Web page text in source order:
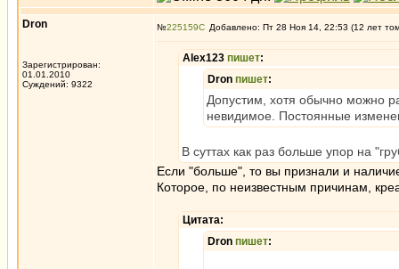
Dron
Зарегистрирован:
01.01.2010
Суждений: 9322
№225159 Добавлено: Пт 28 Ноя 14, 22:53 (12 лет
Alex123 пишет:
Dron пишет:
Допустим, хотя обычно можно
невидимое. Постоянные
В суттах как раз больше упор на
Если "больше", то вы признали и
Которое, по неизвестным причинам,
Цитата:
Dron пишет: